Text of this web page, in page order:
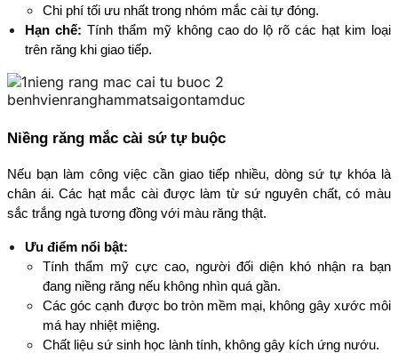
Chi phí tối ưu nhất trong nhóm mắc cài tự đóng.
Hạn chế: Tính thẩm mỹ không cao do lộ rõ các hạt kim loại
trên răng khi giao tiếp.
Niềng răng mắc cài sứ tự buộc
Nếu bạn làm công việc cần giao tiếp nhiều, dòng sứ tự khóa là
chân ái. Các hạt mắc cài được làm từ sứ nguyên chất, có màu
sắc trắng ngà tương đồng với màu răng thật.
Ưu điểm nổi bật:
Tính thẩm mỹ cực cao, người đối diện khó nhận ra bạn
đang niềng răng nếu không nhìn quá gần.
Các góc cạnh được bo tròn mềm mại, không gây xước môi
má hay nhiệt miệng.
Chất liệu sứ sinh học lành tính, không gây kích ứng nướu.